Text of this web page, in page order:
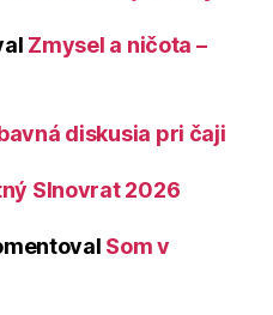
Zmysel a ničota –
diskusia pri čaji
Slnovrat 2026
Som v